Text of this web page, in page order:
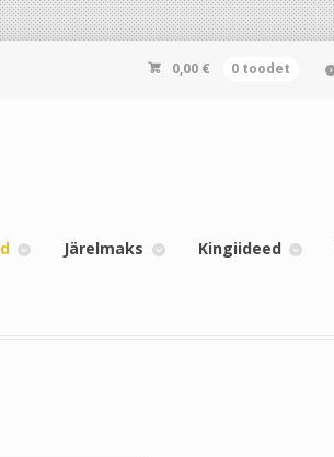
0,00 € 0 toodet
Järelmaks Kingiideed